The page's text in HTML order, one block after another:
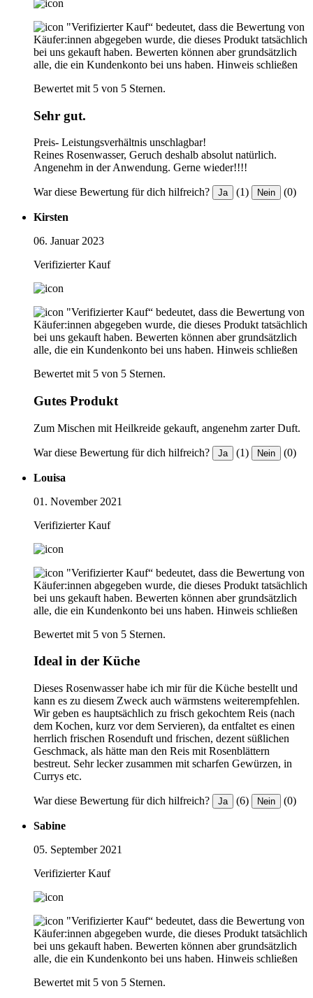
"Verifizierter Kauf“ bedeutet, dass die Bewertung von
Käufer:innen abgegeben wurde, die dieses Produkt tatsächlich
bei uns gekauft haben. Bewerten können aber grundsätzlich
alle, die ein Kundenkonto bei uns haben. Hinweis schließen
Bewertet mit 5 von 5 Sternen.
Sehr gut.
Preis- Leistungsverhältnis unschlagbar!
Reines Rosenwasser, Geruch deshalb absolut natürlich.
Angenehm in der Anwendung. Gerne wieder!!!!
War diese Bewertung für dich hilfreich? Ja (1) Nein (0)
Kirsten
06. Januar 2023
Verifizierter Kauf
"Verifizierter Kauf“ bedeutet, dass die Bewertung von
Käufer:innen abgegeben wurde, die dieses Produkt tatsächlich
bei uns gekauft haben. Bewerten können aber grundsätzlich
alle, die ein Kundenkonto bei uns haben. Hinweis schließen
Bewertet mit 5 von 5 Sternen.
Gutes Produkt
Zum Mischen mit Heilkreide gekauft, angenehm zarter Duft.
War diese Bewertung für dich hilfreich? Ja (1) Nein (0)
Louisa
01. November 2021
Verifizierter Kauf
"Verifizierter Kauf“ bedeutet, dass die Bewertung von
Käufer:innen abgegeben wurde, die dieses Produkt tatsächlich
bei uns gekauft haben. Bewerten können aber grundsätzlich
alle, die ein Kundenkonto bei uns haben. Hinweis schließen
Bewertet mit 5 von 5 Sternen.
Ideal in der Küche
Dieses Rosenwasser habe ich mir für die Küche bestellt und
kann es zu diesem Zweck auch wärmstens weiterempfehlen.
Wir geben es hauptsächlich zu frisch gekochtem Reis (nach
dem Kochen, kurz vor dem Servieren), da entfaltet es einen
herrlich frischen Rosenduft und frischen, dezent süßlichen
Geschmack, als hätte man den Reis mit Rosenblättern
bestreut. Sehr lecker zusammen mit scharfen Gewürzen, in
Currys etc. ️
War diese Bewertung für dich hilfreich? Ja (6) Nein (0)
Sabine
05. September 2021
Verifizierter Kauf
"Verifizierter Kauf“ bedeutet, dass die Bewertung von
Käufer:innen abgegeben wurde, die dieses Produkt tatsächlich
bei uns gekauft haben. Bewerten können aber grundsätzlich
alle, die ein Kundenkonto bei uns haben. Hinweis schließen
Bewertet mit 5 von 5 Sternen.